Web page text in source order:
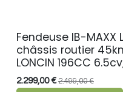
PROMO
Fendeuse IB-MAXX
châssis routier
LONCIN 196CC
2.299,00€ 2.499,00€